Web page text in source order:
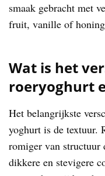
smaak gebracht met
fruit, vanille of
Wat is het
roeryoghurt
Het belangrijkste
yoghurt is de textuur.
romiger van structuur
dikkere en stevigere